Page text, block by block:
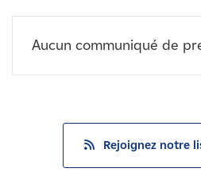
Aucun communiqué de
Rejoignez notre